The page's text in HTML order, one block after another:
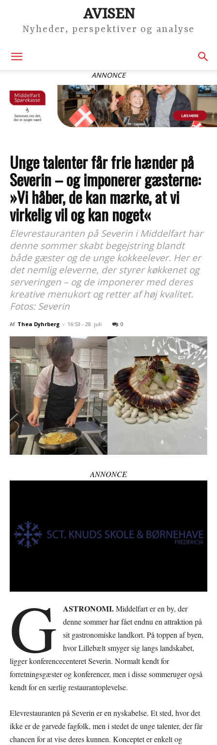
AVISEN
Nyheder, perspektiver og analyse
ANNONCE
Unge talenter får frie hænder på
Severin – og imponerer gæsterne:
»Vi håber, de kan mærke, at vi
virkelig vil og kan noget«
Elevrestauranten på Severin i Middelfart har
denne sommer skabt begejstring blandt
både gæster og de unge kokkeelever. Her er
det nemlig eleverne, der styrer køkkenet og
serveringen – og de imponerer med deres
kreative menukort og retter af høj kvalitet.
Fotos: Severin
Af Thea Dyhrberg - 16:53 - 28. juli 0
ANNONCE
G ASTRONOMI.Middelfart er en by, der
denne sommer har fået endnu en attraktion på
sit gastronomiske landkort. På toppen af byen,
hvor Lillebælt smyger sig langs landskabet,
ligger konferencecenteret Severin. Normalt kendt for
forretningsgæster og konferencer, men i disse sommeruger også
kendt for en særlig restaurantoplevelse.
Elevrestauranten på Severin er en nyskabelse. Et sted, hvor det
ikke er de garvede fagfolk, men i stedet de unge talenter, der får
chancen for at vise deres kunnen. Konceptet er enkelt og